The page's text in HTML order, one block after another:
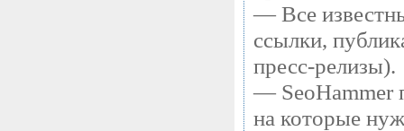
— Все
ссылки,
пресс-релизы).
— SeoHammer
на которые